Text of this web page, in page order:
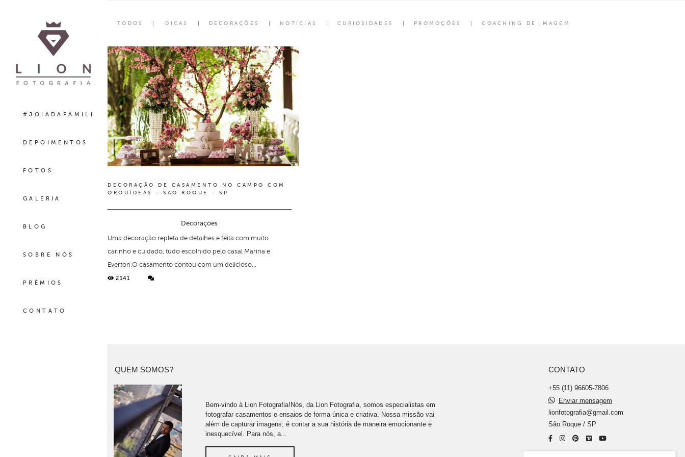
#JOIADAFAMILIA
DEPOIMENTOS
FOTOS
GALERIA
BLOG
SOBRE NÓS
PRÊMIOS
CONTATO
TODOS DICAS DECORAÇÕES NOTÍCIAS CURIOSIDADES PROMOÇÕES COACHING DE IMAGEM
DECORAÇÃO DE CASAMENTO NO CAMPO COM
ORQUÍDEAS - SÃO ROQUE - SP
Decorações
2141
Uma decoração repleta de detalhes e feita com muito
carinho e cuidado, tudo escolhido pelo casal Marina e
Everton.O casamento contou com um delicioso...
QUEM SOMOS?
Bem-vindo à Lion Fotografia!Nós, da Lion Fotografia, somos especialistas em
fotografar casamentos e ensaios de forma única e criativa. Nossa missão vai
além de capturar imagens; é contar a sua história de maneira emocionante e
inesquecível. Para nós, a...
CONTATO
+55 (11) 96605-7806
Enviar mensagem
lionfotografia@gmail.com
São Roque / SP